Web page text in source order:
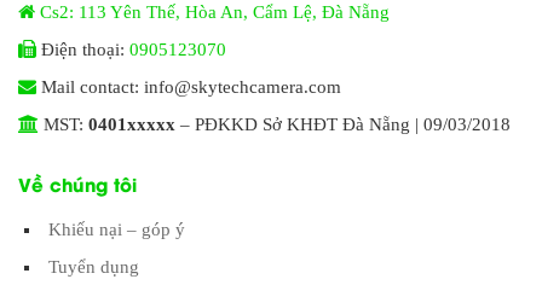
Cs2: 113 Yên Thế, Hòa An, Cẩm Lệ, Đà Nẵng
Điện thoại: 0905123070
Mail contact: info@skytechcamera.com
MST: 0401xxxxx – PĐKKD Sở KHĐT Đà Nẵng | 09/03/2018
Về chúng tôi
Khiếu nại – góp ý
Tuyển dụng